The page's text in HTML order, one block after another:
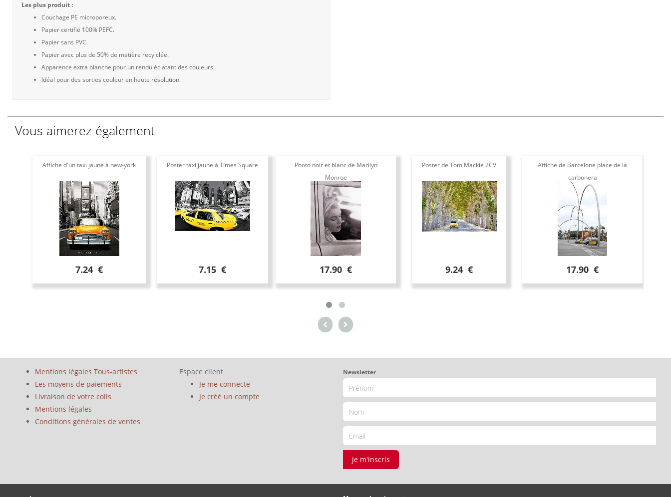
Les plus produit :
Couchage PE microporeux.
Papier certifié 100% PEFC.
Papier sans PVC.
Papier avec plus de 50% de matière recylclée.
Apparence extra blanche pour un rendu éclatant des couleurs.
Idéal pour des sorties couleur en haute résolution.
Vous aimerez également
Affiche d'un taxi jaune à new-york
7.24 €
Poster taxi jaune à Times Square
7.15 €
Photo noir et blanc de Marilyn
Monroe
17.90 €
Poster de Tom Mackie 2CV
9.24 €
Affiche de Barcelone place de la
carbonera
17.90 €
Mentions légales Tous-artistes
Les moyens de paiements
Livraison de votre colis
Mentions légales
Conditions générales de ventes
Espace client
Je me connecte
Je créé un compte
Newsletter
je m'inscris